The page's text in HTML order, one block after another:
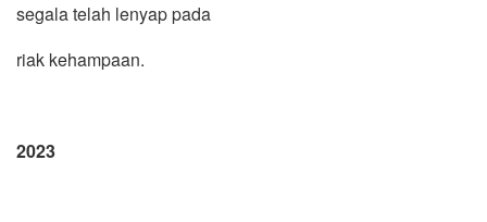
segala telah lenyap pada
riak kehampaan.
2023